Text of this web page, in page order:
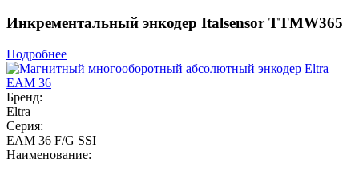
Инкрементальный энкодер Italsensor TTMW365
Подробнее
Бренд:
Eltra
Серия:
EAM 36 F/G SSI
Наименование: